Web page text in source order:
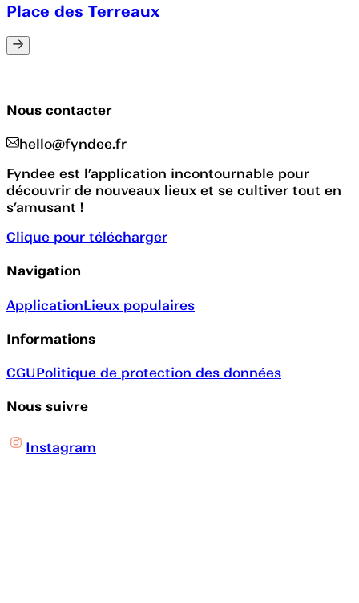
Place des Terreaux
Nous contacter
hello@fyndee.fr
Fyndee est l’application incontournable pour
découvrir de nouveaux lieux et se cultiver tout en
s’amusant !
Clique pour télécharger
Navigation
ApplicationLieux populaires
Informations
CGUPolitique de protection des données
Nous suivre
Instagram